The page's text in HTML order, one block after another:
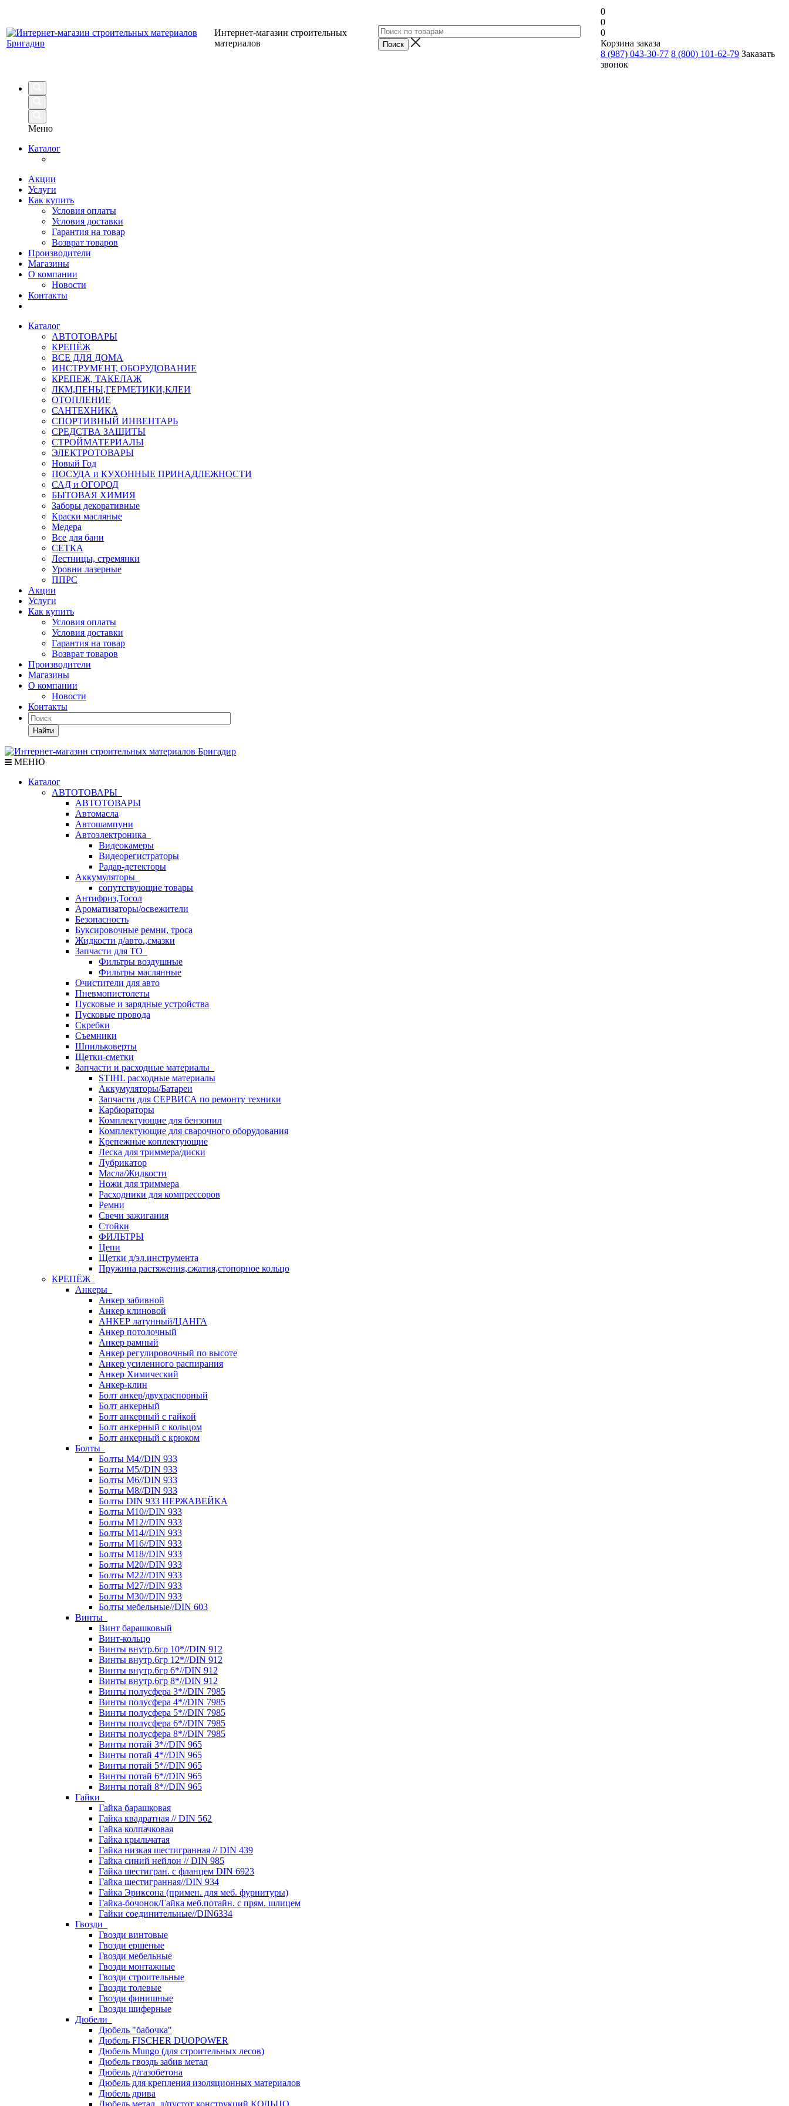
Интернет-магазин строительных
материалов
0
0
0
Корзина заказа
8 (987) 043-30-77 8 (800) 101-62-79 Заказать
звонок
Меню
Каталог
Акции
Услуги
Как купить
Условия оплаты
Условия доставки
Гарантия на товар
Возврат товаров
Производители
Магазины
О компании
Новости
Контакты
Каталог
АВТОТОВАРЫ
КРЕПЁЖ
ВСЕ ДЛЯ ДОМА
ИНСТРУМЕНТ, ОБОРУДОВАНИЕ
КРЕПЕЖ, ТАКЕЛАЖ
ЛКМ,ПЕНЫ,ГЕРМЕТИКИ,КЛЕИ
ОТОПЛЕНИЕ
САНТЕХНИКА
СПОРТИВНЫЙ ИНВЕНТАРЬ
СРЕДСТВА ЗАЩИТЫ
СТРОЙМАТЕРИАЛЫ
ЭЛЕКТРОТОВАРЫ
Новый Год
ПОСУДА и КУХОННЫЕ ПРИНАДЛЕЖНОСТИ
САД и ОГОРОД
БЫТОВАЯ ХИМИЯ
Заборы декоративные
Краски масляные
Медера
Все для бани
СЕТКА
Лестницы, стремянки
Уровни лазерные
ППРС
Акции
Услуги
Как купить
Условия оплаты
Условия доставки
Гарантия на товар
Возврат товаров
Производители
Магазины
О компании
Новости
Контакты
Найти
МЕНЮ
Каталог
АВТОТОВАРЫ
АВТОТОВАРЫ
Автомасла
Автошампуни
Автоэлектроника
Видеокамеры
Видеорегистраторы
Радар-детекторы
Аккумуляторы
сопутствующие товары
Антифриз,Тосол
Ароматизаторы/освежители
Безопасность
Буксировочные ремни, троса
Жидкости д/авто.,смазки
Запчасти для ТО
Фильтры воздушные
Фильтры маслянные
Очистители для авто
Пневмопистолеты
Пусковые и зарядные устройства
Пусковые провода
Скребки
Съемники
Шпильковерты
Щетки-сметки
Запчасти и расходные материалы
STIHL расходные материалы
Аккумуляторы/Батареи
Запчасти для СЕРВИСА по ремонту техники
Карбюраторы
Комплектующие для бензопил
Комплектующие для сварочного оборудования
Крепежные коплектующие
Леска для триммера/диски
Лубрикатор
Масла/Жидкости
Ножи для триммера
Расходники для компрессоров
Ремни
Свечи зажигания
Стойки
ФИЛЬТРЫ
Цепи
Щетки д/эл.инструмента
Пружина растяжения,сжатия,стопорное кольцо
КРЕПЁЖ
Анкеры
Анкер забивной
Анкер клиновой
АНКЕР латунный/ЦАНГА
Анкер потолочный
Анкер рамный
Анкер регулировочный по высоте
Анкер усиленного распирания
Анкер Химический
Анкер-клин
Болт анкер/двухраспорный
Болт анкерный
Болт анкерный с гайкой
Болт анкерный с кольцом
Болт анкерный с крюком
Болты
Болты М4//DIN 933
Болты М5//DIN 933
Болты М6//DIN 933
Болты М8//DIN 933
Болты DIN 933 НЕРЖАВЕЙКА
Болты М10//DIN 933
Болты М12//DIN 933
Болты М14//DIN 933
Болты М16//DIN 933
Болты М18//DIN 933
Болты М20//DIN 933
Болты М22//DIN 933
Болты М27//DIN 933
Болты М30//DIN 933
Болты мебельные//DIN 603
Винты
Винт барашковый
Винт-кольцо
Винты внутр.6гр 10*//DIN 912
Винты внутр.6гр 12*//DIN 912
Винты внутр.6гр 6*//DIN 912
Винты внутр.6гр 8*//DIN 912
Винты полусфера 3*//DIN 7985
Винты полусфера 4*//DIN 7985
Винты полусфера 5*//DIN 7985
Винты полусфера 6*//DIN 7985
Винты полусфера 8*//DIN 7985
Винты потай 3*//DIN 965
Винты потай 4*//DIN 965
Винты потай 5*//DIN 965
Винты потай 6*//DIN 965
Винты потай 8*//DIN 965
Гайки
Гайка барашковая
Гайка квадратная // DIN 562
Гайка колпачковая
Гайка крыльчатая
Гайка низкая шестигранная // DIN 439
Гайка синий нейлон // DIN 985
Гайка шестигран. с фланцем DIN 6923
Гайка шестигранная//DIN 934
Гайка Эриксона (примен. для меб. фурнитуры)
Гайка-бочонок/Гайка меб.потайн. с прям. шлицем
Гайки соединительные//DIN6334
Гвозди
Гвозди винтовые
Гвозди ершеные
Гвозди мебельные
Гвозди монтажные
Гвозди строительные
Гвозди толевые
Гвозди финишные
Гвозди шиферные
Дюбели
Дюбель "бабочка"
Дюбель FISCHER DUOPOWER
Дюбель Mungo (для строительных лесов)
Дюбель гвоздь забив метал
Дюбель д/газобетона
Дюбель для крепления изоляционных материалов
Дюбель дрива
Дюбель метал. д/пустот конструкций КОЛЬЦО